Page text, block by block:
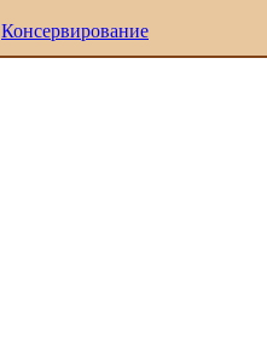
Консервирование